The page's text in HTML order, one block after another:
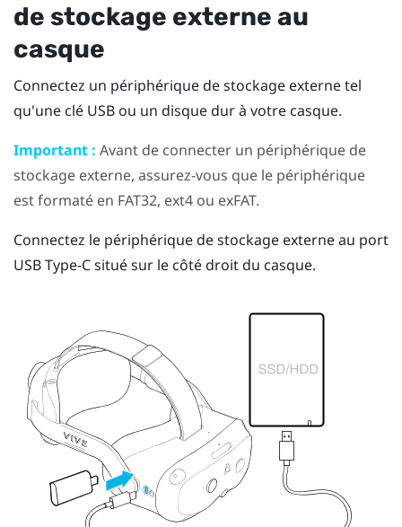
de stockage externe au
casque
Connectez un périphérique de stockage externe tel
qu'une clé USB ou un disque dur à votre casque.
Important : Avant de connecter un périphérique de
stockage externe, assurez-vous que le périphérique
est formaté en FAT32, ext4 ou exFAT.
Connectez le périphérique de stockage externe au port
USB Type-Csitué sur le côté droit du casque.